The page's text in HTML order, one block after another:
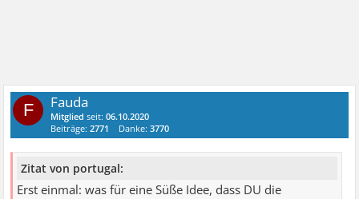
F Fauda
Mitglied seit:06.10.2020
Beiträge:2771 Danke:3770
Zitat von portugal:
Erst einmal: was für eine Süße Idee, dass DU die